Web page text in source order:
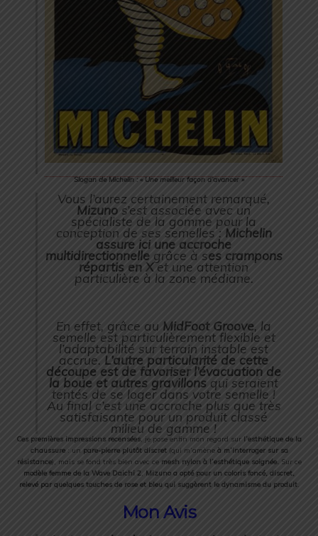
Slogan de Michelin : « Une meilleur façon d’avancer »
Vous l’aurez certainement remarqué,
Mizuno s’est associée avec un
spécialiste de la gomme pour la
conception de ses semelles : Michelin
assure ici une accroche
multidirectionnellegrâce à ses crampons
répartis en Xet une attention
particulière à la zone médiane.
En effet, grâce au MidFoot Groove, la
semelle est particulièrement flexible et
l’adaptabilité sur terrain instable est
accrue. L’autre particularité de cette
découpe est de favoriser l’évacuation de
la boue et autres gravillons qui seraient
tentés de se loger dans votre semelle !
Au final c’est une accroche plus que très
satisfaisante pour un produit classé
milieu de gamme !
Ces premières impressions recensées, je pose enfin mon regard sur l’esthétique de la
chaussure: un pare-pierre plutôt discret (qui m’amène à m’interroger sur sa
résistance), mais se fond très bien avec ce mesh nylon à l’esthétique soignée.Sur ce
modèle femme de la Wave Daichi 2, Mizuno a opté pour un coloris foncé, discret,
relevé par quelques touches de rose et bleu qui suggèrent le dynamisme du produit.
Mon Avis